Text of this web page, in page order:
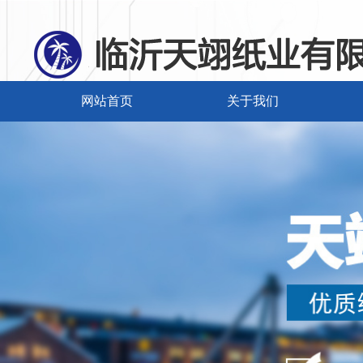
网站首页 关于我们